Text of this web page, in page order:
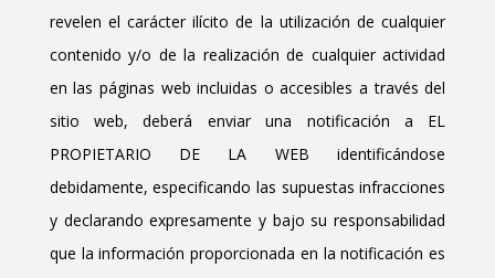
revelen el carácter ilícito de la utilización de cualquier
contenido y/o de la realización de cualquier actividad
en las páginas web incluidas o accesibles a través del
sitio web, deberá enviar una notificación a EL
PROPIETARIO DE LA WEB identificándose
debidamente, especificando las supuestas infracciones
y declarando expresamente y bajo su responsabilidad
que la información proporcionada en la notificación es